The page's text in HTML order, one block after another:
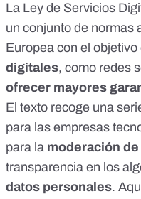
La Ley de Servicios
un conjunto de normas
Europea con el objetivo
digitales, como redes
ofrecer mayores
El texto recoge una
para las empresas
para la moderación
transparencia en los
datos personales.